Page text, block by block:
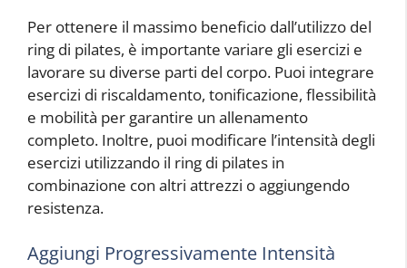
Per ottenere il massimo beneficio dall’utilizzo del
ring di pilates, è importante variare gli esercizi e
lavorare su diverse parti del corpo. Puoi integrare
esercizi di riscaldamento, tonificazione, flessibilità
e mobilità per garantire un allenamento
completo. Inoltre, puoi modificare l’intensità degli
esercizi utilizzando il ring di pilates in
combinazione con altri attrezzi o aggiungendo
resistenza.
Aggiungi Progressivamente Intensità